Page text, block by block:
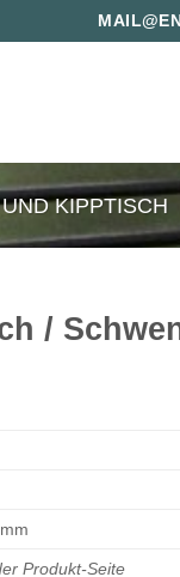
UND KIPPTISCH
/
Produkt-Seite